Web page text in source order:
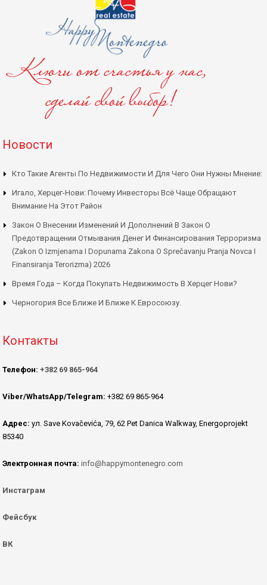
Новости
Кто Такие Агенты По Недвижимости И Для Чего Они Нужны Мнение:
Игало, Херцег-Нови: Почему Инвесторы Всё Чаще Обращают
Внимание На Этот Район
Закон О Внесении Изменений И Дополнений В Закон О
Предотвращении Отмывания Денег И Финансирования Терроризма
(Zakon O Izmjenama I Dopunama Zakona O Sprečavanju Pranja Novca I
Finansiranja Terorizma) 2026
Время Года – Когда Покупать Недвижимость В Херцег Нови?
Черногория Все Ближе И Ближе К Евросоюзу.
Контакты
Телефон: +382 69 865-964
Viber/WhatsApp/Telegram: +382 69 865-964
Адрес: ул. Save Kovačevića, 79, 62 Pet Danica Walkway, Energoprojekt
85340
Электронная почта: info@happymontenegro.com
Инстаграм
Фейсбук
ВК